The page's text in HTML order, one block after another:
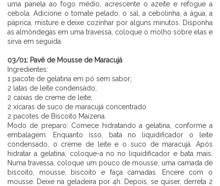
uma panela ao fogo médio, acrescente o azeite e refogue a
cebola. Adicione o tomate pelado, o sal, a cebolinha, a água, a
páprica, misture e deixe cozinhar por alguns minutos. Disponha
as almôndegas em uma travessa, coloque o molho sobre elas e
sirva em seguida.
03/01: Pavê de Mousse de Maracujá
Ingredientes:
1 pacote de gelatina em pó sem sabor;
2 latas de leite condensado;
2 caixas de creme de leite;
2 xícaras de suco de maracujá concentrado
2 pacotes de Biscoito Maizena.
Modo de preparo: Comece hidratando a gelatina, conforme a
embalagem. Enquanto isso, bata no liquidificador o leite
condensado, o creme de leite e o suco de maracujá. Após
hidratar a gelatina, coloque-a no no liquidificador e bata mais.
Numa travessa, coloque um pouco de mousse, uma camada de
biscoito, mousse, biscoito e faça camadas. Encere com o
mousse. Deixe na geladeira por 4h. Depois, se quiser, derreta 2